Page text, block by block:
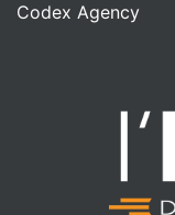
Codex Agency